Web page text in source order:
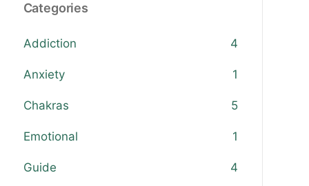
Categories
Addiction 4
Anxiety 1
Chakras 5
Emotional 1
Guide 4